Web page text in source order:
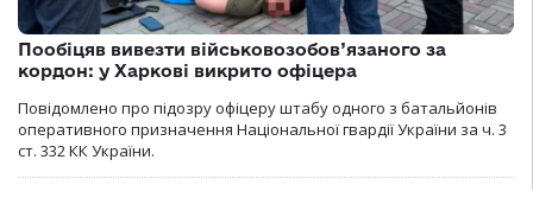
Пообіцяв вивезти військовозобов’язаного за
кордон: у Харкові викрито офіцера
Повідомлено про підозру офіцеру штабу одного з батальйонів
оперативного призначення Національної гвардії України за ч. 3
ст. 332 КК України.